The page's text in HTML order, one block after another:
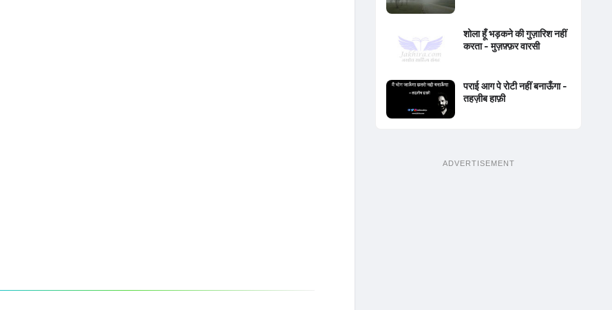
शोला हूँ भड़कने की गुज़ारिश नहीं
करता - मुज़फ़्फ़र वारसी
पराई आग पे रोटी नहीं बनाऊँगा -
तहज़ीब हाफ़ी
ADVERTISEMENT